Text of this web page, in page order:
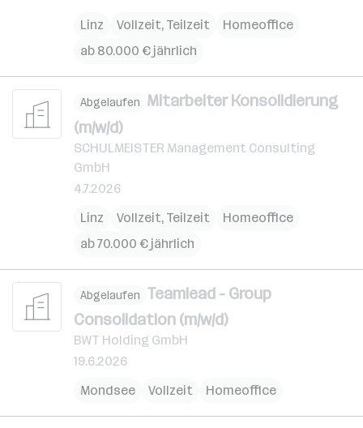
Linz
Vollzeit, Teilzeit
Homeoffice
ab 80.000 € jährlich
Abgelaufen Mitarbeiter Konsolidierung
(m/w/d)
SCHULMEISTER Management Consulting
GmbH
4.7.2026
Linz
Vollzeit, Teilzeit
Homeoffice
ab 70.000 € jährlich
Abgelaufen Teamlead - Group
Consolidation (m/w/d)
BWT Holding GmbH
19.6.2026
Mondsee
Vollzeit Homeoffice